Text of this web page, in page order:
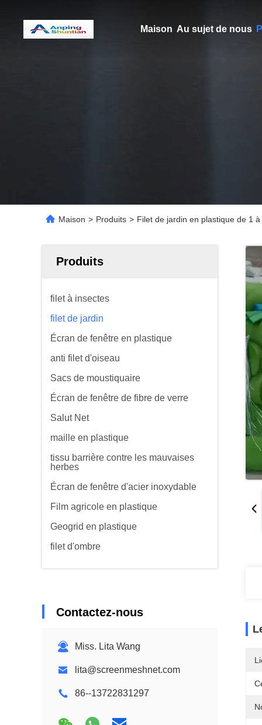
Maison Au sujet de nous
Maison > Produits > Filet de jardin en plastique de 1
Produits
filet à insectes
filet de jardin
Écran de fenêtre en plastique
anti filet d'oiseau
Sacs de moustiquaire
Écran de fenêtre de fibre de verre
Salut Net
maille en plastique
tissu barrière contre les mauvaises
herbes
Écran de fenêtre d'acier inoxydable
Film agricole en plastique
Geogrid en plastique
filet d'ombre
Contactez-nous
Miss. Lita Wang
lita@screenmeshnet.com
86--13722831297